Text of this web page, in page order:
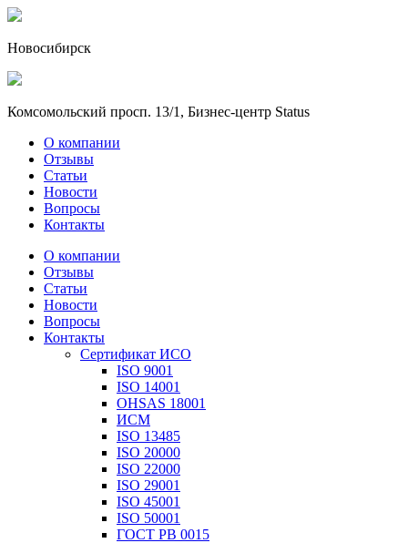
Новосибирск
Комсомольский просп. 13/1, Бизнес-центр Status
О компании
Отзывы
Статьи
Новости
Вопросы
Контакты
О компании
Отзывы
Статьи
Новости
Вопросы
Контакты
Сертификат ИСО
ISO 9001
ISO 14001
OHSAS 18001
ИСМ
ISO 13485
ISO 20000
ISO 22000
ISO 29001
ISO 45001
ISO 50001
ГОСТ РВ 0015